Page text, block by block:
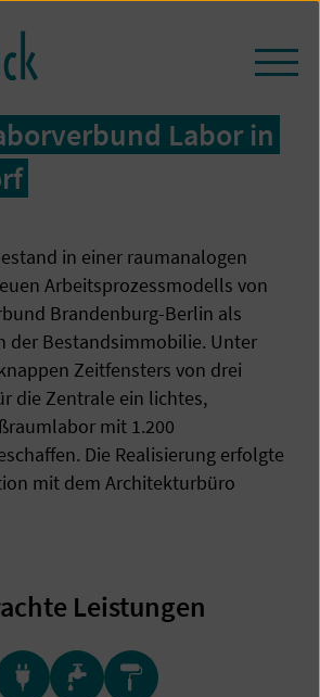
/
Labor in
in einer raumanalogen
Arbeitsprozessmodells von
Brandenburg-Berlin als
der Bestandsimmobilie. Unter
Zeitfensters von drei
die Zentrale ein lichtes,
mit 1.200
Die Realisierung erfolgte
mit dem Architekturbüro
Leistungen